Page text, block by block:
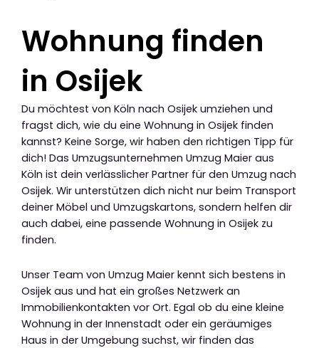
Wohnung finden
in Osijek
Du möchtest von Köln nach Osijek umziehen und
fragst dich, wie du eine Wohnung in Osijek finden
kannst? Keine Sorge, wir haben den richtigen Tipp für
dich! Das Umzugsunternehmen Umzug Maier aus
Köln ist dein verlässlicher Partner für den Umzug nach
Osijek. Wir unterstützen dich nicht nur beim Transport
deiner Möbel und Umzugskartons, sondern helfen dir
auch dabei, eine passende Wohnung in Osijek zu
finden.
Unser Team von Umzug Maier kennt sich bestens in
Osijek aus und hat ein großes Netzwerk an
Immobilienkontakten vor Ort. Egal ob du eine kleine
Wohnung in der Innenstadt oder ein geräumiges
Haus in der Umgebung suchst, wir finden das